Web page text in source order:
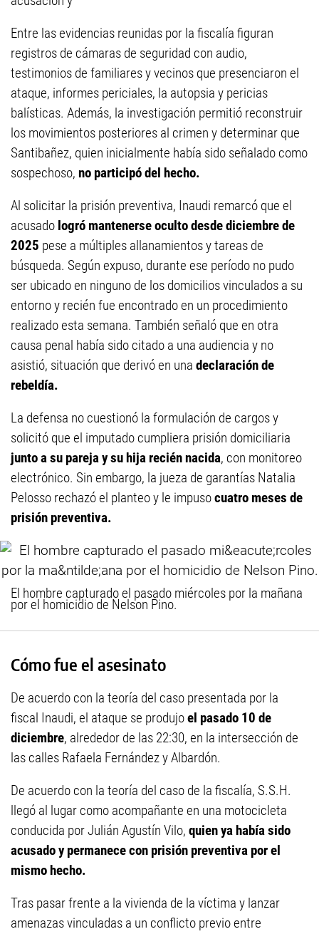
Entre las evidencias reunidas por la fiscalía figuran
registros de cámaras de seguridad con audio,
testimonios de familiares y vecinos que presenciaron el
ataque, informes periciales, la autopsia y pericias
balísticas. Además, la investigación permitió reconstruir
los movimientos posteriores al crimen y determinar que
Santibañez, quien inicialmente había sido señalado como
sospechoso, no participó del hecho.
Al solicitar la prisión preventiva, Inaudi remarcó que el
acusado logró mantenerse oculto desde diciembre de
2025 pese a múltiples allanamientos y tareas de
búsqueda. Según expuso, durante ese período no pudo
ser ubicado en ninguno de los domicilios vinculados a su
entorno y recién fue encontrado en un procedimiento
realizado esta semana. También señaló que en otra
causa penal había sido citado a una audiencia y no
asistió, situación que derivó en una declaración de
rebeldía.
La defensa no cuestionó la formulación de cargos y
solicitó que el imputado cumpliera prisión domiciliaria
junto a su pareja y su hija recién nacida, con monitoreo
electrónico. Sin embargo, la jueza de garantías Natalia
Pelosso rechazó el planteo y le impusocuatro meses de
prisión preventiva.
El hombre capturado el pasado miércoles por la mañana
por el homicidio de Nelson Pino.
Cómo fue el asesinato
De acuerdo con la teoría del caso presentada por la
fiscal Inaudi, el ataque se produjoel pasado 10 de
diciembre, alrededor de las 22:30, en la intersección de
las calles Rafaela Fernández y Albardón.
De acuerdo con la teoría del caso de la fiscalía, S.S.H.
llegó al lugar como acompañante en una motocicleta
conducida por Julián Agustín Vilo, quien ya había sido
acusado y permanece con prisión preventiva por el
mismo hecho.
Tras pasar frente a la vivienda de la víctima y lanzar
amenazas vinculadas a un conflicto previo entre